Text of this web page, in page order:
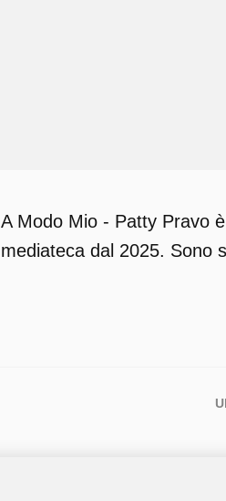
A Modo Mio - Patty Pravo
mediateca dal 2025. Sono